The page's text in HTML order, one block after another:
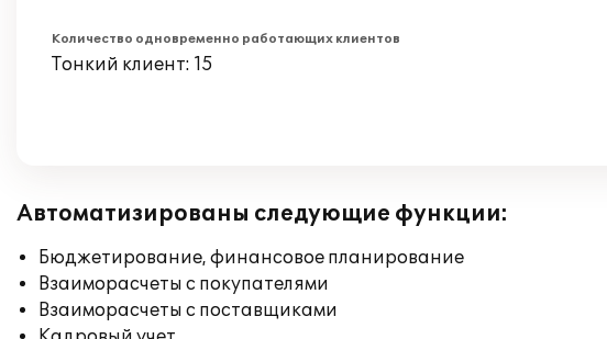
Количество одновременно работающих клиентов
Тонкий клиент: 15
Автоматизированы следующие функции:
Бюджетирование, финансовое планирование
Взаиморасчеты с покупателями
Взаиморасчеты с поставщиками